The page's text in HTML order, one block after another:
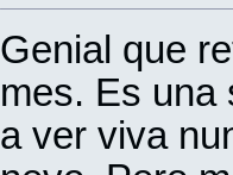
Genial que
mes. Es una
a ver viva